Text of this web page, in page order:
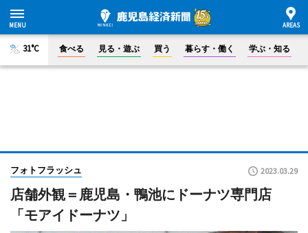
31°C 食べる 見る・遊ぶ 買う 暮らす・働く 学ぶ・知る
フォトフラッシュ 2023.03.29
店舗外観＝鹿児島・鴨池にドーナツ専門店
「モアイドーナツ」